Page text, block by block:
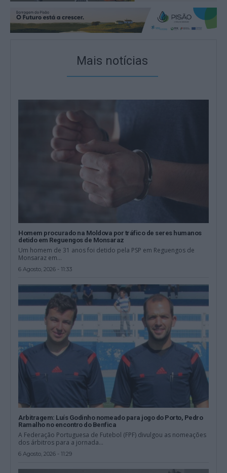
Mais notícias
Homem procurado na Moldova por tráfico de seres humanos
detido em Reguengos de Monsaraz
Um homem de 31 anos foi detido pela PSP em Reguengos de
Monsaraz em...
6 Agosto, 2026 - 11:33
Arbitragem: Luís Godinho nomeado para jogo do Porto, Pedro
Ramalho no encontro do Benfica
A Federação Portuguesa de Futebol (FPF) divulgou as nomeações
dos árbitros para a jornada...
6 Agosto, 2026 - 11:29